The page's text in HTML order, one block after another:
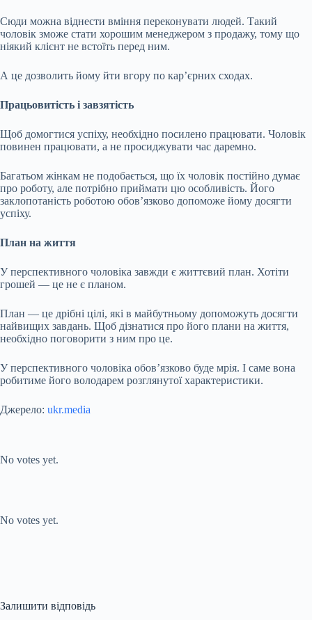
Сюди можна віднести вміння переконувати людей. Такий
чоловік зможе стати хорошим менеджером з продажу, тому що
ніякий клієнт не встоїть перед ним.
А це дозволить йому йти вгору по кар’єрних сходах.
Працьовитість і завзятість
Щоб домогтися успіху, необхідно посилено працювати. Чоловік
повинен працювати, а не просиджувати час даремно.
Багатьом жінкам не подобається, що їх чоловік постійно думає
про роботу, але потрібно приймати цю особливість. Його
заклопотаність роботою обов’язково допоможе йому досягти
успіху.
План на життя
У перспективного чоловіка завжди є життєвий план. Хотіти
грошей — це не є планом.
План — це дрібні цілі, які в майбутньому допоможуть досягти
найвищих завдань. Щоб дізнатися про його плани на життя,
необхідно поговорити з ним про це.
У перспективного чоловіка обов’язково буде мрія. І саме вона
робитиме його володарем розглянутої характеристики.
Джерело: ukr.media
No votes yet.
No votes yet.
Залишити відповідь